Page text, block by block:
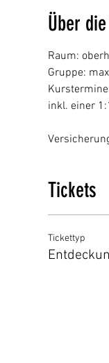
Über
Raum:
Gruppe:
inkl. einer
Tickets
Tickettyp